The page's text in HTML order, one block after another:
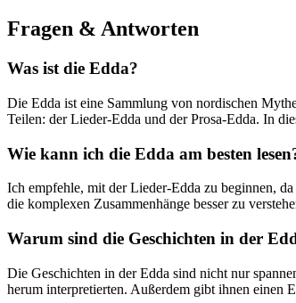
Fragen & Antworten
Was ist die Edda?
Die Edda ist eine Sammlung von nordischen
Teilen: der Lieder-Edda und der Prosa-Edda. In
Wie kann ich die Edda am besten
Ich empfehle, mit der Lieder-Edda zu beginnen,
die komplexen Zusammenhänge besser zu
Warum sind die Geschichten in der
Die Geschichten in der Edda sind nicht nur
herum interpretierten. Außerdem gibt ihnen einen